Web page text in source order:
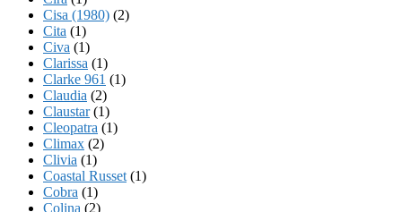
Cisa (1980) (2)
Cita (1)
Civa (1)
Clarissa (1)
Clarke 961 (1)
Claudia (2)
Claustar(1)
Cleopatra (1)
Climax (2)
Clivia (1)
Coastal Russet (1)
Cobra (1)
Colina (2)